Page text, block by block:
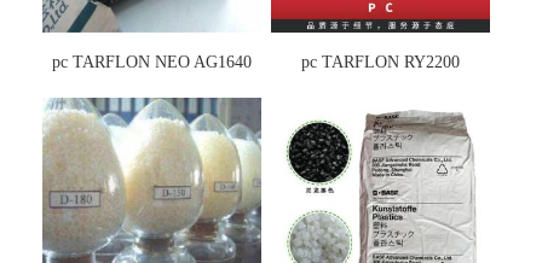
pc TARFLON NEO AG1640 pc TARFLON RY2200